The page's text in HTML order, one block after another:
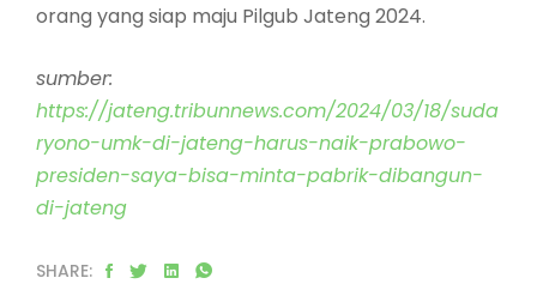
orang yang siap maju Pilgub Jateng 2024.
sumber:
https://jateng.tribunnews.com/2024/03/18/suda
ryono-umk-di-jateng-harus-naik-prabowo-
presiden-saya-bisa-minta-pabrik-dibangun-
di-jateng
SHARE: